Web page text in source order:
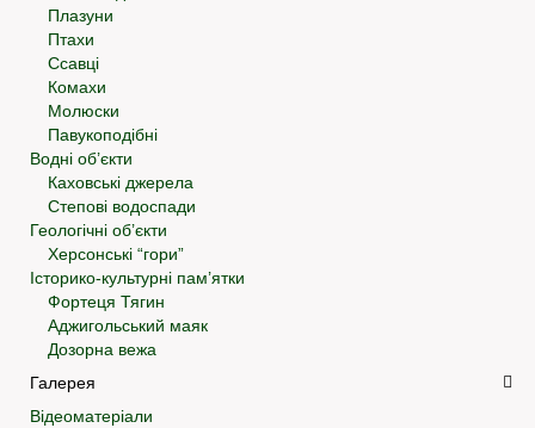
Плазуни
Птахи
Ссавці
Комахи
Молюски
Павукоподібні
Водні об’єкти
Каховські джерела
Степові водоспади
Геологічні об’єкти
Херсонські “гори”
Історико-культурні пам’ятки
Фортеця Тягин
Аджигольський маяк
Дозорна вежа
Галерея
Відеоматеріали